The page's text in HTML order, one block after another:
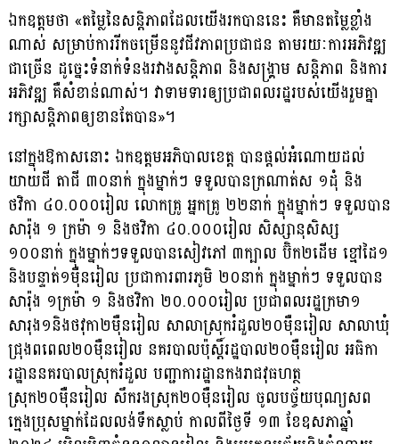
ឯកឧត្តមថា «តម្លៃនៃសន្តិភាពដែលយើងរកបាននេះ គឺមានតម្លៃខ្លាំង
ណាស់ សម្រាប់ការរីកចម្រើននូវជីវភាពប្រជាជន តាមរយៈការអភិវឌ្ឍ
ជាច្រើន ដូច្នេះទំនាក់ទំនងរវាងសន្តិភាព និងសង្គ្រាម សន្តិភាព និងការ
អភិវឌ្ឍ គឺសំខាន់ណាស់។ វាទាមទារឲ្យប្រជាពលរដ្ឋរបស់យើងរួមគ្នា
រក្សាសន្តិភាពឲ្យខានតែបាន»។
នៅក្នុងឱកាសនោះ ឯកឧត្តមអភិបាលខេត្ត បានផ្ដល់អំណោយដល់
យាយជី តាជី ៣០នាក់ ក្នុងម្នាក់ៗ ទទួលបានក្រណាត់ស ១ដុំ និង
ថវិកា ៤០.០០០រៀល លោកគ្រូ អ្នកគ្រូ ២២នាក់ ក្នុងម្នាក់ៗ ទទួលបាន
សារ៉ុង ១ ក្រម៉ា ១ និងថវិកា ៤០.០០០រៀល សិស្សានុសិស្ស
១០០នាក់ ក្នុងម្នាក់ៗទទួលបានសៀវភៅ ៣ក្បាល ប៊ិក២ដើម ខ្មៅដៃ១
និងបន្ទាត់១មុឺនរៀល ប្រជាការពារភូមិ ២០នាក់ ក្នុងម្នាក់ៗ ទទួលបាន
សារ៉ុង ១ក្រម៉ា ១ និងថវិកា ២០.០០០រៀល ប្រជាពលរដ្ឋក្រមា១
សារុង១និងថវុកា២មុឺនរៀល សាលាស្រុករំដួល២០មុឺនរៀល សាលាឃុំ
ជ្រុងពពេល២០មុឺនរៀល នគរបាលប៉ុស្តិ៍រដ្ឋបាល២០មុឺនរៀល អធិកា
រដ្ឋាននគរបាលស្រុករំដួល បញ្ជាការដ្ឋានកងរាជវុធហត្ថ
ស្រុក២០មុឺនរៀល សឹករងស្រុក២០មុឺនរៀល ចូលបច្ច័យបុណ្យសព
ក្មេងប្រុសម្នាក់ដែលលង់ទឹកស្លាប់ កាលពីថ្ងៃទី ១៣ ខែឧសភាឆ្នាំ